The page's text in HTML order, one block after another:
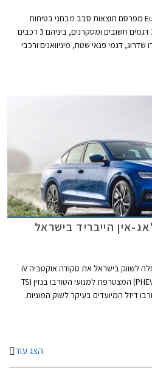
ארגון הבטיחות האירופאי Euro NCAP מפרסם תוצאות סבב מבחני בטיחות
אחרון לשנת 2022. הפעם נבחנו 14 דגמים חשובים ומסקרנים, ביניהם 3 רכבים
שדרוג, דגמי פנאי שטח, מיניוואנים ורכבי
צ'מפיון מוטורס, יבואנית סקודה, החלה לשווק בישראל את סקודה אוקטביה iV
עם יחידת הנעה היברידית נטענת (PHEV) המצטרפת למנועי הטורבו בנזין TSI
הטורבו דיזל המיועדים בעיקר לשוק המוניות.
הצג עוד